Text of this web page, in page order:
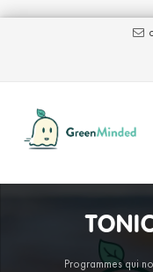
Programmes qui